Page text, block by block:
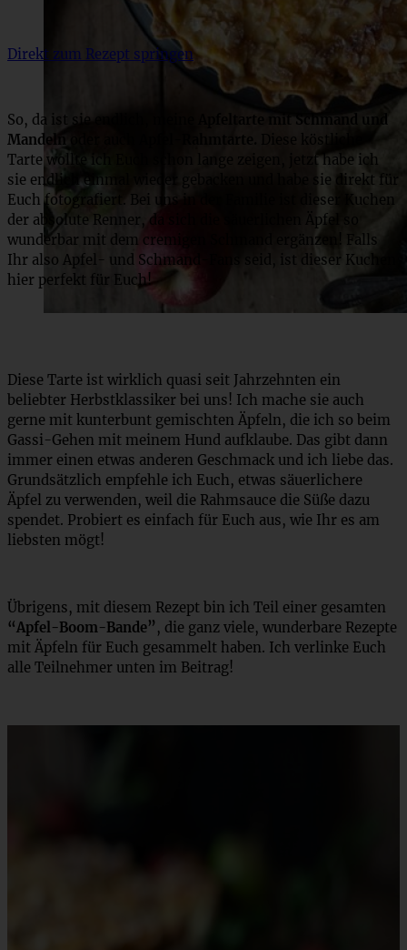
Direkt zum Rezept springen
So, da ist sie endlich, meine
Apfeltarte mit Schmand und
Mandeln
Apfel-Rahmtarte.
Diese köstliche
Tarte wollte ich Euch schon lange zeigen, jetzt habe ich
sie endlich einmal wieder gebacken und habe sie direkt für
Euch fotografiert. Bei uns in der Familie ist dieser Kuchen
der absolute Renner, da sich die säuerlichen Äpfel so
wunderbar mit dem cremigen Schmand ergänzen! Falls
Ihr also Apfel- und Schmand-Fans seid, ist dieser Kuchen
hier perfekt für Euch!
Diese Tarte ist wirklich quasi seit Jahrzehnten ein
beliebter Herbstklassiker bei uns! Ich mache sie auch
gerne mit kunterbunt gemischten Äpfeln, die ich so beim
Gassi-Gehen mit meinem Hund aufklaube. Das gibt dann
immer einen etwas anderen Geschmack und ich liebe das.
Grundsätzlich empfehle ich Euch, etwas säuerlichere
Äpfel zu verwenden, weil die Rahmsauce die Süße dazu
spendet. Probiert es einfach für Euch aus, wie Ihr es am
liebsten mögt!
Übrigens, mit diesem Rezept bin ich Teil einer gesamten
“Apfel-Boom-Bande” , die ganz viele, wunderbare Rezepte
mit Äpfeln für Euch gesammelt haben. Ich verlinke Euch
alle Teilnehmer unten im Beitrag!